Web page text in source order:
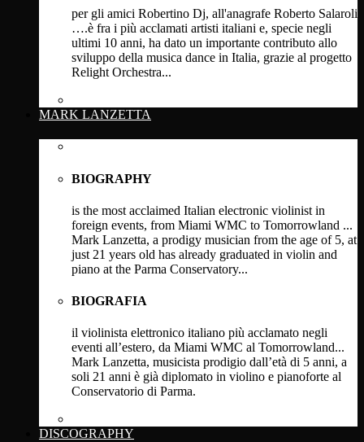
per gli amici Robertino Dj, all'anagrafe Roberto Salaroli
….è fra i più acclamati artisti italiani e, specie negli
ultimi 10 anni, ha dato un importante contributo allo
sviluppo della musica dance in Italia, grazie al progetto
Relight Orchestra...
MARK LANZETTA
BIOGRAPHY
is the most acclaimed Italian electronic violinist in
foreign events, from Miami WMC to Tomorrowland ...
Mark Lanzetta, a prodigy musician from the age of 5, at
just 21 years old has already graduated in violin and
piano at the Parma Conservatory...
BIOGRAFIA
il violinista elettronico italiano più acclamato negli
eventi all’estero, da Miami WMC al Tomorrowland...
Mark Lanzetta, musicista prodigio dall’età di 5 anni, a
soli 21 anni è già diplomato in violino e pianoforte al
Conservatorio di Parma.
DISCOGRAPHY